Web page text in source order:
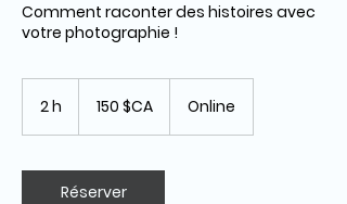
Comment raconter des histoires avec
votre photographie !
2 h
canadiens
150 $CA Online
Réserver